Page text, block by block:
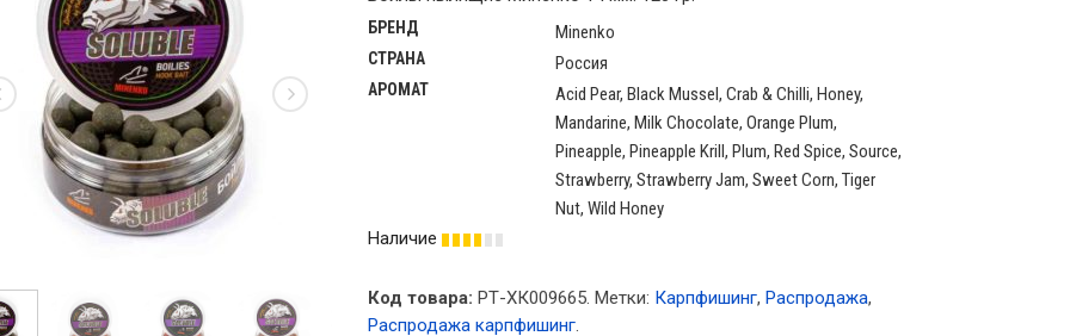
БРЕНД Minenko
СТРАНА Россия
АРОМАТ
Acid Pear, Black Mussel, Crab & Chilli, Honey,
Mandarine, Milk Chocolate, Orange Plum,
Pineapple, Pineapple Krill, Plum, Red Spice, Source,
Strawberry, Strawberry Jam, Sweet Corn, Tiger
Nut, Wild Honey
Наличие
Код товара: РТ-ХК009665. Метки: Карпфишинг, Распродажа,
Распродажа карпфишинг.